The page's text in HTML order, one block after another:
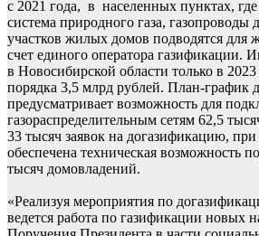
с 2021 года, в населенных пунктах,
система природного газа, газопроводы
участков жилых домов подводятся для
счет единого оператора газификации.
в Новосибирской области только в 2023
порядка 3,5 млрд рублей. План-график
предусматривает возможность для
газораспределительным сетям 62,5
33 тысяч заявок на догазификацию, при
обеспечена техническая возможность
тысяч домовладений.
«Реализуя мероприятия по
ведется работа по газификации новых